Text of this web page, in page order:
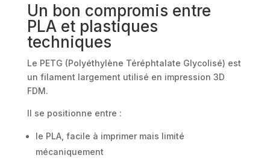
Un bon compromis entre
PLA et plastiques
techniques
Le PETG (Polyéthylène Téréphtalate Glycolisé) est
un filament largement utilisé en impression 3D
FDM.
Il se positionne entre :
le PLA, facile à imprimer mais limité
mécaniquement